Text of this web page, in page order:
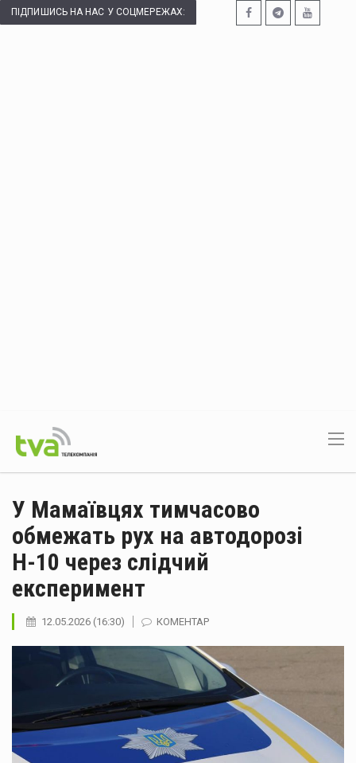
ПІДПИШИСЬ НА НАС У СОЦМЕРЕЖАХ:
У Мамаївцях тимчасово
обмежать рух на автодорозі
Н-10 через слідчий
експеримент
12.05.2026 (16:30) КОМЕНТАР